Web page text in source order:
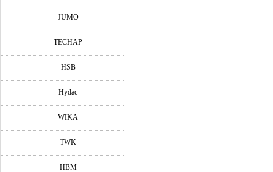
JUMO
TECHAP
HSB
Hydac
WIKA
TWK
HBM